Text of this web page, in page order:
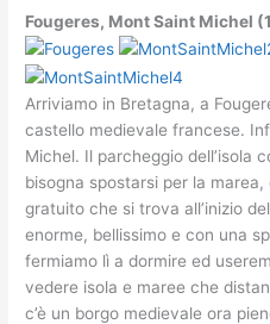
Fougeres, Mont Saint Michel
Arriviamo in Bretagna, a
castello medievale francese.
Michel. Il parcheggio dell’isola
bisogna spostarsi per la
gratuito che si trova all’inizio
enorme, bellissimo e con una
fermiamo lì a dormire ed
vedere isola e maree che
c’è un borgo medievale ora